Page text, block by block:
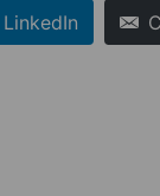
LinkedIn